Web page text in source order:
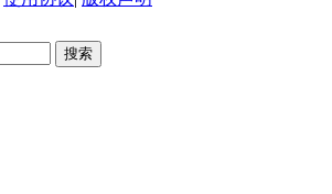
搜索